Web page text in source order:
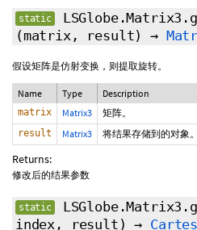
static
(matrix, result)→
假设矩阵是仿射变换，则提取旋转。
Name Type Description
matrix Matrix3 矩阵。
result Matrix3 将结果存储到的对象。
Returns:
修改后的结果参数
static
index, result)→